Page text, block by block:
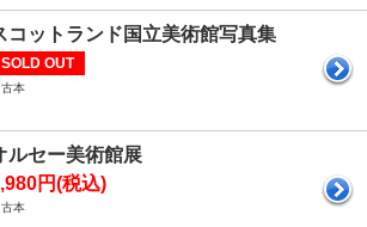
コットランド国立美術館写真集
SOLD OUT
本
ルセー美術館展
円(税込)
本